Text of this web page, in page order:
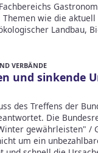
wie die
Landbau,
VERBÄNDE
und sinkende
des Treffens der
Die
gewährleisten" /
um ein